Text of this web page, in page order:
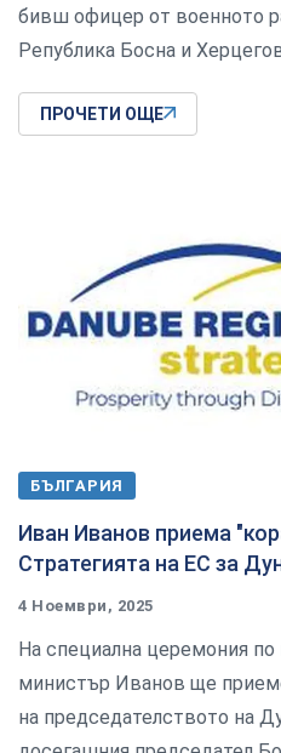
бивш офицер от военното
Република Босна и
ПРОЧЕТИ ОЩЕ
БЪЛГАРИЯ
Иван Иванов приема
Стратегията на ЕС за
4 Ноември, 2025
На специална церемония
министър Иванов ще
на председателството на